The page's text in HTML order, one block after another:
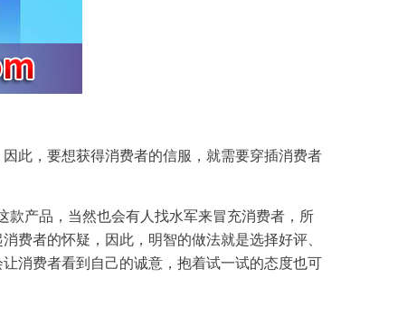
此，要想获得消费者的信服，就需要穿插消费者
款产品 ，当然也会有人找水军来冒充消费者，所
消费者的怀疑，因此，明智的做法就是选择好评、
消费者看到自己的诚意，抱着试一试的态度也可